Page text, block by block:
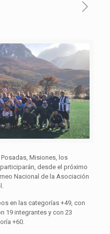
Misiones, los
desde el próximo
Nacional de la Asociación
en las categorías +49, con
19 integrantes y con 23
+60.